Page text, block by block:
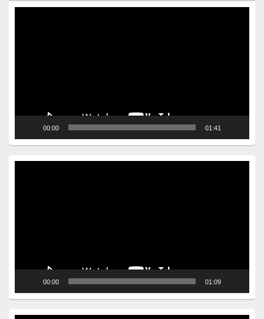
00:00 01:41
00:00 01:09